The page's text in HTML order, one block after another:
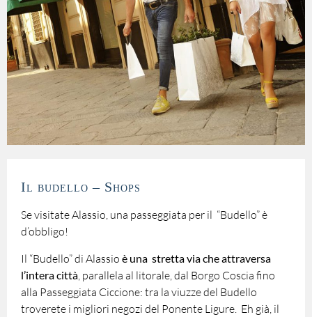
Il budello – Shops
Se visitate Alassio, una passeggiata per il “Budello” è
d’obbligo!
Il “Budello” di Alassio è una stretta via che attraversa
l’intera città , parallela al litorale, dal Borgo Coscia fino
alla Passeggiata Ciccione: tra la viuzze del Budello
troverete i migliori negozi del Ponente Ligure. Eh già, il